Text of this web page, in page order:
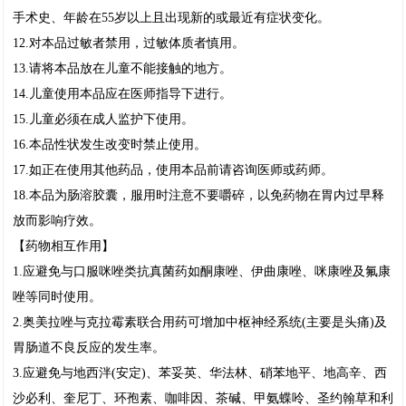
手术史、年龄在55岁以上且出现新的或最近有症状变化。
12.对本品过敏者禁用，过敏体质者慎用。
13.请将本品放在儿童不能接触的地方。
14.儿童使用本品应在医师指导下进行。
15.儿童必须在成人监护下使用。
16.本品性状发生改变时禁止使用。
17.如正在使用其他药品，使用本品前请咨询医师或药师。
18.本品为肠溶胶囊，服用时注意不要嚼碎，以免药物在胃内过早释
放而影响疗效。
【药物相互作用】
1.应避免与口服咪唑类抗真菌药如酮康唑、伊曲康唑、咪康唑及氟康
唑等同时使用。
2.奥美拉唑与克拉霉素联合用药可增加中枢神经系统(主要是头痛)及
胃肠道不良反应的发生率。
3.应避免与地西泮(安定)、苯妥英、华法林、硝苯地平、地高辛、西
沙必利、奎尼丁、环孢素、咖啡因、茶碱、甲氨蝶呤、圣约翰草和利